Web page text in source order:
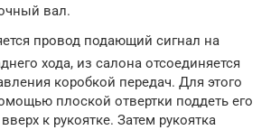
вал.
провод подающий сигнал на
хода, из салона отсоединяется
коробкой передач. Для этого
плоской отвертки поддеть его
к рукоятке. Затем рукоятка